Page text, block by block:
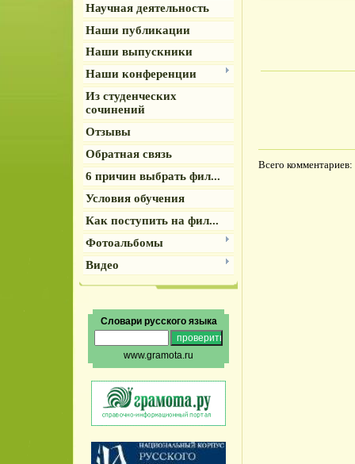
Научная деятельность
Наши публикации
Наши выпускники
Наши конференции
Из студенческих
сочинений
Отзывы
Обратная связь
6 причин выбрать фил...
Условия обучения
Как поступить на фил...
Фотоальбомы
Видео
Словари русского языка
www.gramota.ru
Всего комментариев: